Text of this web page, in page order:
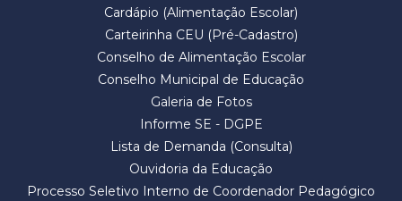
Cardápio (Alimentação Escolar)
Carteirinha CEU (Pré-Cadastro)
Conselho de Alimentação Escolar
Conselho Municipal de Educação
Galeria de Fotos
Informe SE - DGPE
Lista de Demanda (Consulta)
Ouvidoria da Educação
Processo Seletivo Interno de Coordenador Pedagógico